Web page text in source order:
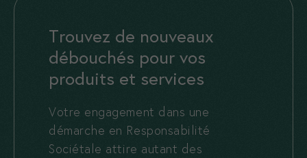
Trouvez de nouveaux
débouchés pour vos
produits et services
Votre engagement dans une
démarche en Responsabilité
Sociétale attire autant des